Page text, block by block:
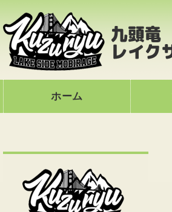
ホーム